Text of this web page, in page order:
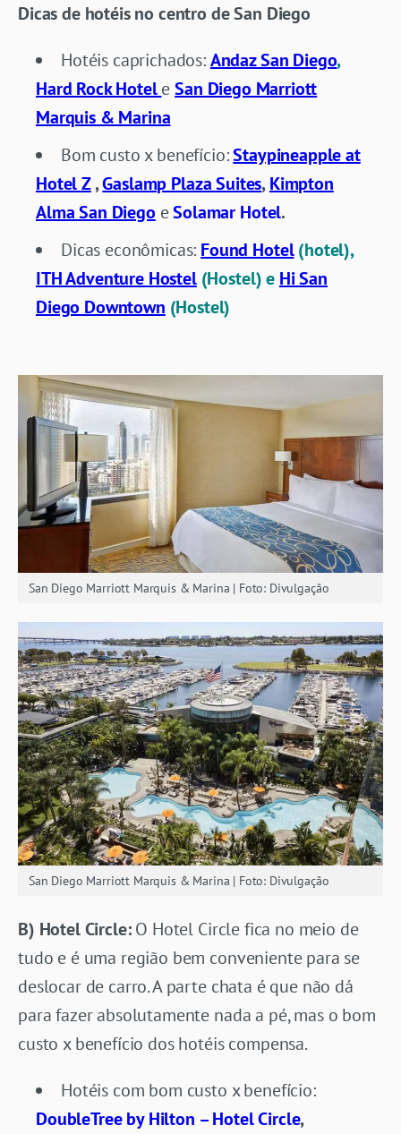
Dicas de hotéis no centro de San Diego
Hotéis caprichados:Andaz San Diego,
Hard Rock HoteleSan Diego Marriott
Marquis & Marina
Bom custo x benefício:Staypineapple at
Hotel Z,Gaslamp Plaza Suites,Kimpton
Alma San Diego eSolamar Hotel.
Dicas econômicas: Found Hotel(hotel),
ITH Adventure Hostel(Hostel) e Hi San
Diego Downtown (Hostel)
San Diego Marriott Marquis & Marina | Foto: Divulgação
San Diego Marriott Marquis & Marina | Foto: Divulgação
B) Hotel Circle:O Hotel Circle fica no meio de
tudo e é uma região bem conveniente para se
deslocar de carro. A parte chata é que não dá
para fazer absolutamente nada a pé, mas o bom
custo x benefício dos hotéis compensa.
Hotéis com bom custo x benefício:
DoubleTree by Hilton – Hotel Circle,